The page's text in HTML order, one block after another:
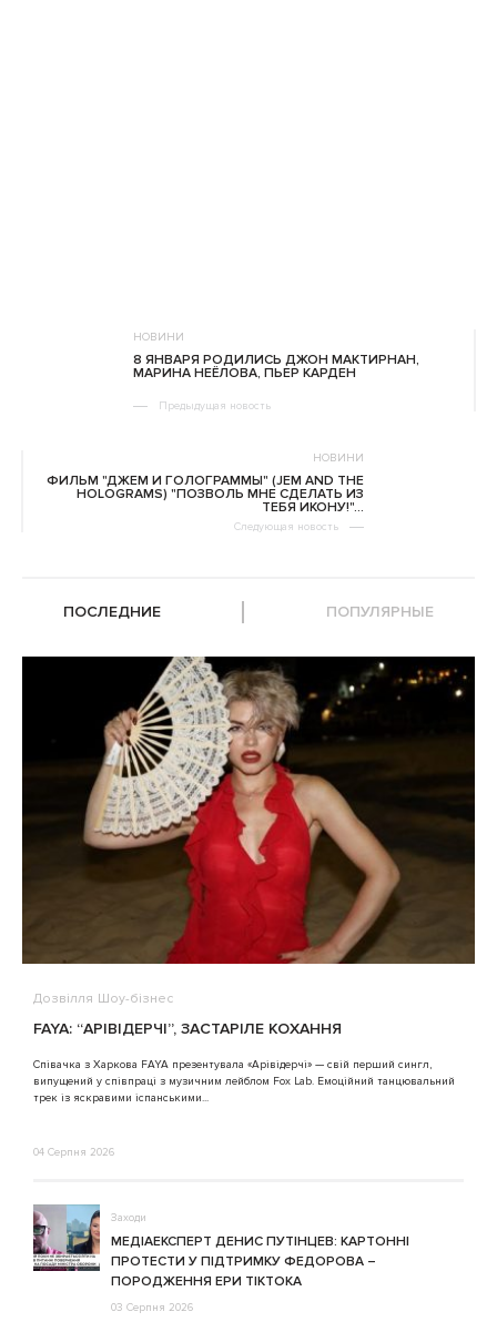
НОВИНИ
8 ЯНВАРЯ РОДИЛИСЬ ДЖОН МАКТИРНАН,
МАРИНА НЕЁЛОВА, ПЬЕР КАРДЕН
Предыдущая новость
НОВИНИ
ФИЛЬМ "ДЖЕМ И ГОЛОГРАММЫ" (JEM AND THE
HOLOGRAMS) "ПОЗВОЛЬ МНЕ СДЕЛАТЬ ИЗ
ТЕБЯ ИКОНУ!"...
Следующая новость
ПОСЛЕДНИЕ ПОПУЛЯРНЫЕ
Дозвілля Шоу-бізнес
FAYA: “АРІВІДЕРЧІ”, ЗАСТАРІЛЕ КОХАННЯ
Співачка з Харкова FAYA презентувала «Арівідерчі» — свій перший сингл,
випущений у співпраці з музичним лейблом Fox Lab. Емоційний танцювальний
трек із яскравими іспанськими...
04 Серпня 2026
Заходи
МЕДІАЕКСПЕРТ ДЕНИС ПУТІНЦЕВ: КАРТОННІ
ПРОТЕСТИ У ПІДТРИМКУ ФЕДОРОВА –
ПОРОДЖЕННЯ ЕРИ ТІКТОКА
03 Серпня 2026